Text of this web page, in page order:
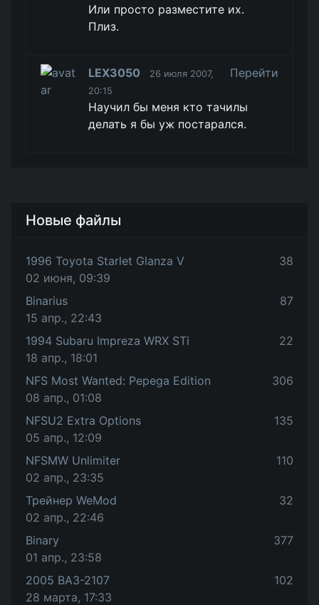
Или просто разместите их.
Плиз.
LEX3050
26 июля 2007,
20:15
Перейти
Научил бы меня кто тачилы
делать я бы уж постарался.
Новые файлы
1996 Toyota Starlet Glanza V
02 июня, 09:39
38
Binarius
15 апр., 22:43
87
1994 Subaru Impreza WRX STi
18 апр., 18:01
22
NFS Most Wanted: Pepega Edition
08 апр., 01:08
306
NFSU2 Extra Options
05 апр., 12:09
135
NFSMW Unlimiter
02 апр., 23:35
110
Трейнер WeMod
02 апр., 22:46
32
Binary
01 апр., 23:58
377
2005 ВАЗ-2107
28 марта, 17:33
102